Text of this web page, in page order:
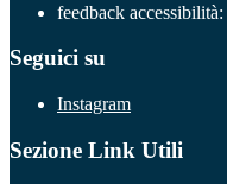
feedback
Seguici su
Instagram
Sezione Link Utili